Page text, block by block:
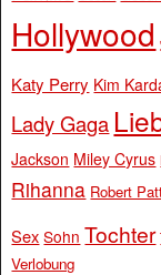
Hollywood
Katy Perry Kim
Lady Gaga
Jackson Miley Cyrus
Rihanna Robert
Sex Sohn Tochter
Verlobung